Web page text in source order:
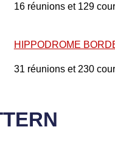
16 réunions et 129
HIPPODROME
31 réunions et 230